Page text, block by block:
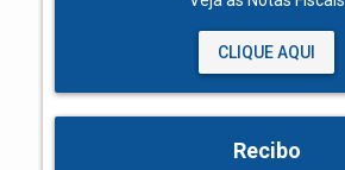
CLIQUE AQUI
Recibo